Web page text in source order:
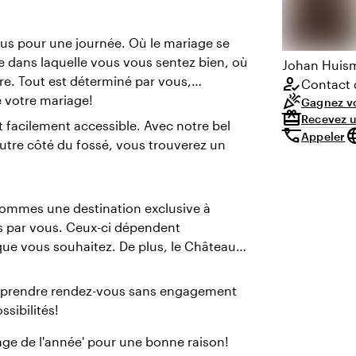
pour une journée. Où le mariage se
laquelle vous vous sentez bien, où
Tout est déterminé par vous,
votre mariage!
facilement accessible. Avec notre bel
côté du fossé, vous trouverez un
une destination exclusive à
vous. Ceux-ci dépendent
vous souhaitez. De plus, le Château
rendez-vous sans engagement
de l'année' pour une bonne raison!
Johan
how_to_regContact
celebrationGagnez
redeemRecevez
callAppeler